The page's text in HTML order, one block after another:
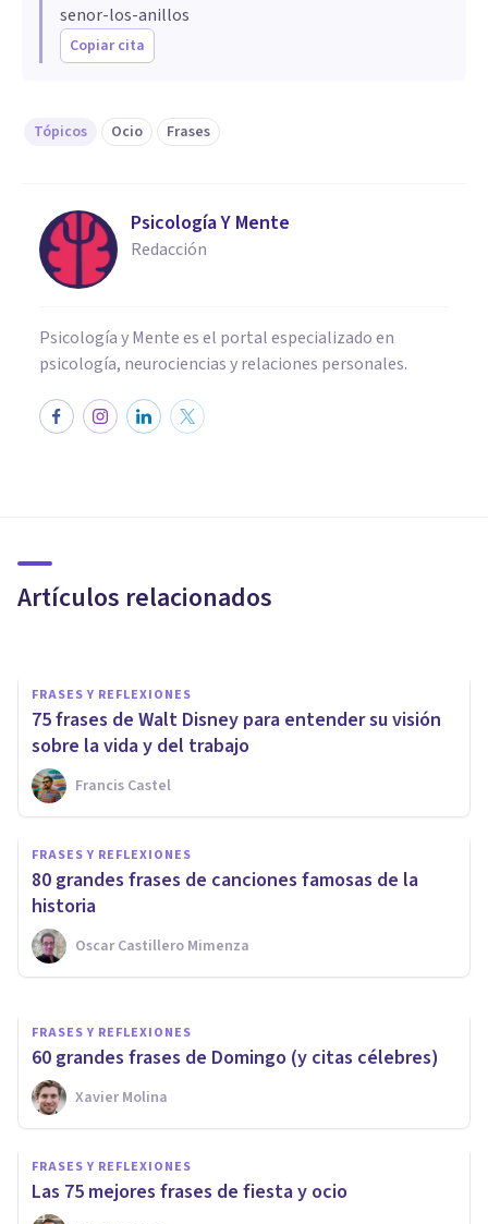
senor-los-anillos
Copiar cita
Tópicos Ocio Frases
Psicología Y Mente
Redacción
Psicología y Mente es el portal especializado en
psicología, neurociencias y relaciones personales.
Artículos relacionados
marcaron la historia del cine
FRASES Y REFLEXIONES
75 frases de Walt Disney para entender su visión
sobre la vida y del trabajo
Francis Castel
FRASES Y REFLEXIONES
80 grandes frases de canciones famosas de la
historia
Oscar Castillero Mimenza
FRASES Y REFLEXIONES
70 grandes frases de diversión
(para disfrutar de cada
momento)
Xavier Molina
FRASES Y REFLEXIONES
60 grandes frases de Domingo (y citas célebres)
Xavier Molina
FRASES Y REFLEXIONES
Las 75 mejores frases de fiesta y ocio